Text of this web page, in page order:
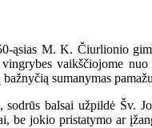
M. K. Čiurlionio
vaikščiojome
sumanymas
balsai užpildė Šv.
jokio pristatymo ar